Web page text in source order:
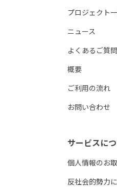
プロジェクト
ニュース
よくあるご質問
概要
ご利用の流れ
お問い合わせ
サービスに
個人情報のお
反社会的勢力